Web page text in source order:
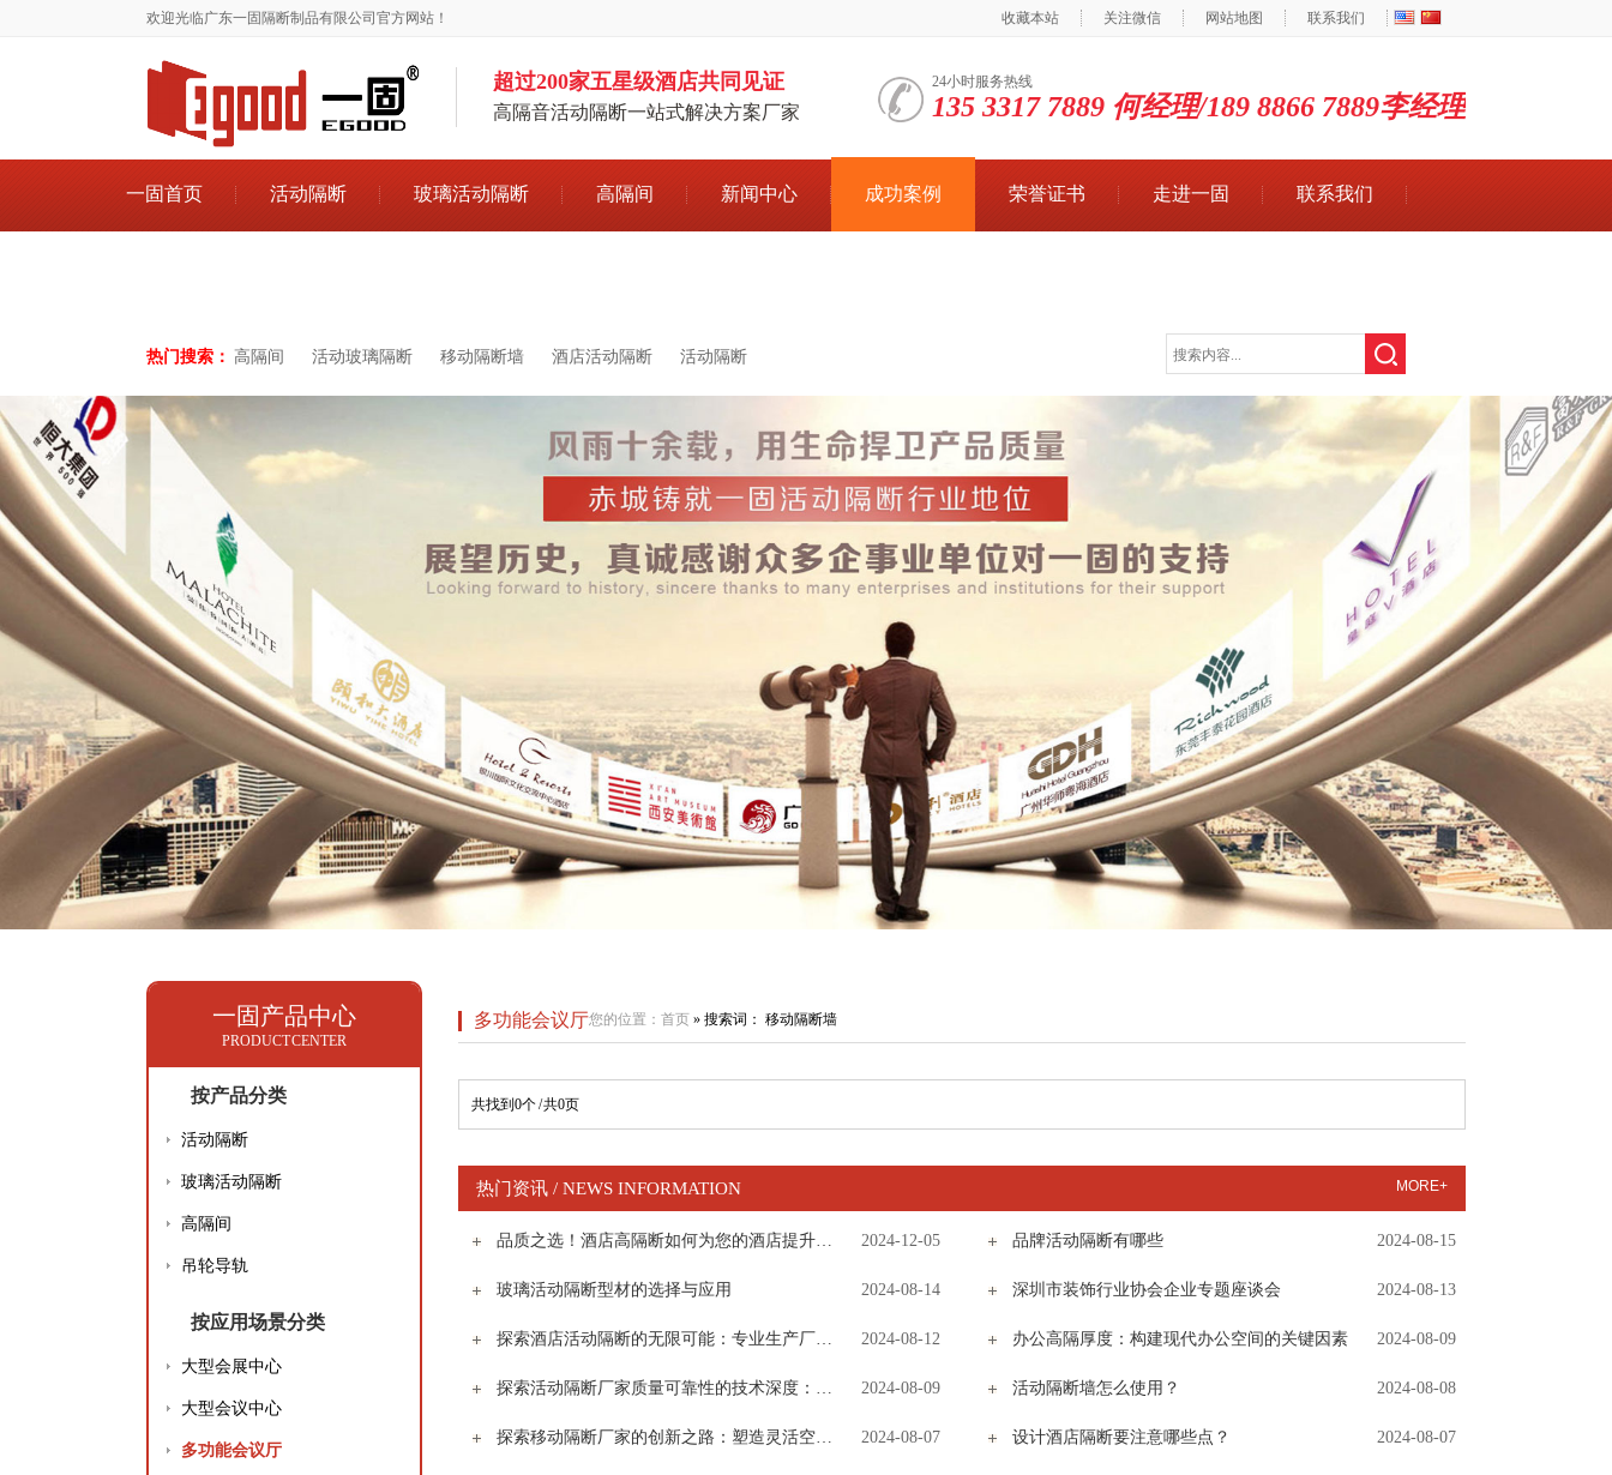
欢迎光临广东一固隔断制品有限公司官方网站！ 收藏本站 关注微信 网站地图 联系我们
超过200家五星级酒店共同见证
高隔音活动隔断一站式解决方案厂家
24小时服务热线
135 3317 7889 何经理/189 8866 7889李经理
一固首页 活动隔断 玻璃活动隔断 高隔间 新闻中心 成功案例 荣誉证书 走进一固 联系我们
热门搜索： 高隔间 活动玻璃隔断 移动隔断墙 酒店活动隔断 活动隔断
一固产品中心
PRODUCT CENTER
按产品分类
活动隔断
玻璃活动隔断
高隔间
吊轮导轨
按应用场景分类
大型会展中心
大型会议中心
多功能会议厅
多功能会议厅您的位置： 首页 » 搜索词： 移动隔断墙
共找到0个 / 共0页
热门资讯 / NEWS INFORMATION MORE+
品质之选！酒店高隔断如何为您的酒店提升格调与实用性 2024-12-05 品牌活动隔断有哪些 2024-08-15
玻璃活动隔断型材的选择与应用 2024-08-14 深圳市装饰行业协会企业专题座谈会 2024-08-13
探索酒店活动隔断的无限可能：专业生产厂家的匠心之作 2024-08-12 办公高隔厚度：构建现代办公空间的关键因素 2024-08-09
探索活动隔断厂家质量可靠性的技术深度：构建灵活空间的安全与高效 2024-08-09 活动隔断墙怎么使用？ 2024-08-08
探索移动隔断厂家的创新之路：塑造灵活空间的艺术 2024-08-07 设计酒店隔断要注意哪些点？ 2024-08-07